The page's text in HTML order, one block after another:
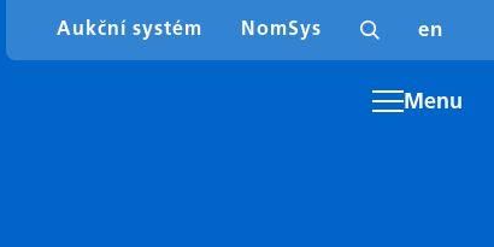
Menu
Aukční systém NomSys cs
en